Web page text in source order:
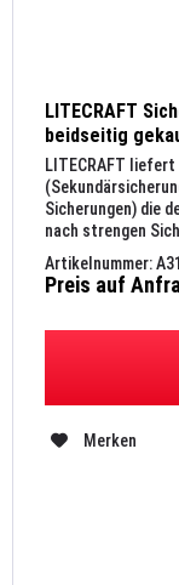
LITECRAFT
beidseitig
Kettenglied 6
LITECRAFT
Sicherungen) die
nach strengen
nach DIN...
Artikelnummer:
Preis auf
Merken